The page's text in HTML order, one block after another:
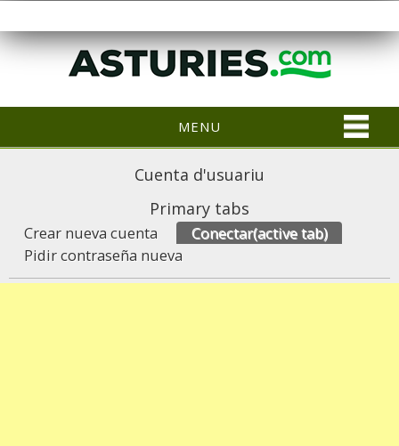
MENU
Cuenta d'usuariu
Primary tabs
Crear nueva cuenta Conectar(active tab)
Pidir contraseña nueva